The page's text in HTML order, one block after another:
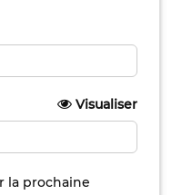
Visualiser
la prochaine